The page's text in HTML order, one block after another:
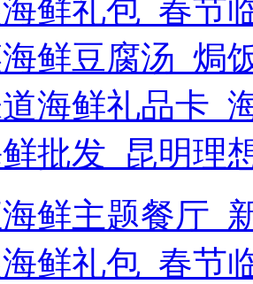
鲜礼包_春节
鲜豆腐汤_焗
海鲜礼品卡_
批发_昆明理
鲜主题餐厅_
鲜礼包_春节